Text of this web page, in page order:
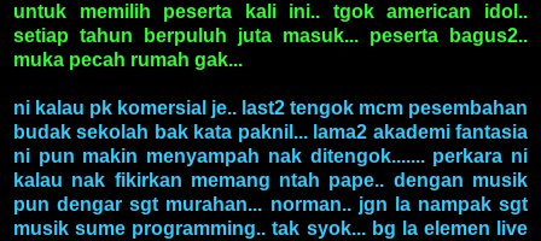
untuk memilih peserta kali ini.. tgok american idol..
setiap tahun berpuluh juta masuk... peserta bagus2..
muka pecah rumah gak...
ni kalau pk komersial je.. last2 tengok mcm pesembahan
budak sekolah bak kata paknil... lama2 akademi fantasia
ni pun makin menyampah nak ditengok....... perkara ni
kalau nak fikirkan memang ntah pape.. dengan musik
pun dengar sgt murahan... norman.. jgn la nampak sgt
musik sume programming.. tak syok... bg la elemen live